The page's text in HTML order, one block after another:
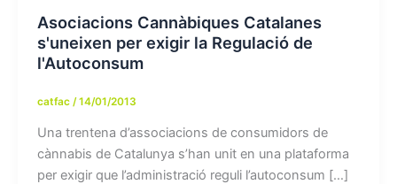
Asociacions Cannàbiques Catalanes
s'uneixen per exigir la Regulació de
l'Autoconsum
catfac /14/01/2013
Una trentena d’associacions de consumidors de
cànnabis de Catalunya s’han unit en una plataforma
per exigir que l’administració reguli l’autoconsum […]